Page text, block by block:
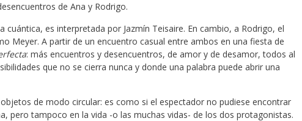
de Ana y Rodrigo.
cuántica, es interpretada por Jazmín Teisaire. En cambio, a Rodrigo, el
Meyer. A partir de un encuentro casual entre ambos en una fiesta de
: más encuentros y desencuentros, de amor y de desamor, todos al
que no se cierra nunca y donde una palabra puede abrir una
de modo circular: es como si el espectador no pudiese encontrar
pero tampoco en la vida -o las muchas vidas- de los dos protagonistas.